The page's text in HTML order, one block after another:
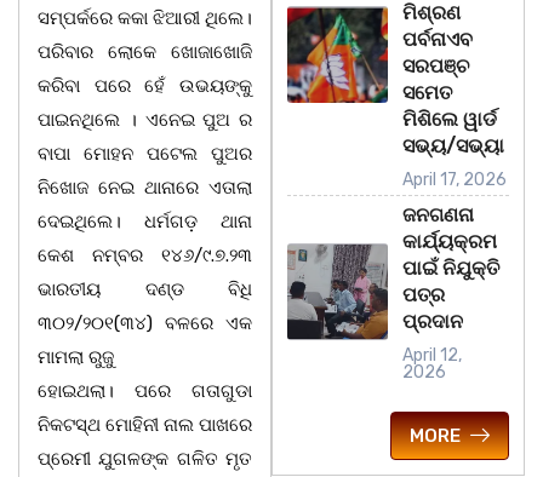
ସମ୍ପର୍କରେ କକା ଝିଆରୀ ଥିଲେ।
ପରିବାର ଲୋକେ ଖୋଜାଖୋଜି
କରିବା ପରେ ହେଁ ଉଭୟଙ୍କୁ
ପାଇନଥିଲେ । ଏନେଇ ପୁଅ ର
ବାପା ମୋହନ ପଟେଲ ପୁଅର
ନିଖୋଜ ନେଇ ଥାନାରେ ଏତାଲା
ଦେଇଥିଲେ। ଧର୍ମଗଡ଼ ଥାନା
କେଶ ନମ୍ବର ୧୪୬/୯.୭.୨୩
ଭାରତୀୟ ଦଣ୍ଡ ବିଧି
୩୦୨/୨୦୧(୩୪) ବଳରେ ଏକ
ମାମଲା ରୁଜୁ
ହୋଇଥଲା। ପରେ ଗତାଗୁଡା
ନିକଟସ୍ଥ ମୋହିନୀ ନାଲ ପାଖରେ
ପ୍ରେମୀ ଯୁଗଳଙ୍କ ଗଳିତ ମୃତ
ମିଶ୍ରଣ
ପର୍ବନାଏବ
ସରପଞ୍ଚ
ସମେତ
ମିଶିଲେ ୱାର୍ଡ
ସଭ୍ୟ/ସଭ୍ୟା
April 17, 2026
ଜନଗଣନା
କାର୍ଯ୍ୟକ୍ରମ
ପାଇଁ ନିଯୁକ୍ତି
ପତ୍ର
ପ୍ରଦାନ
April 12,
2026
MORE